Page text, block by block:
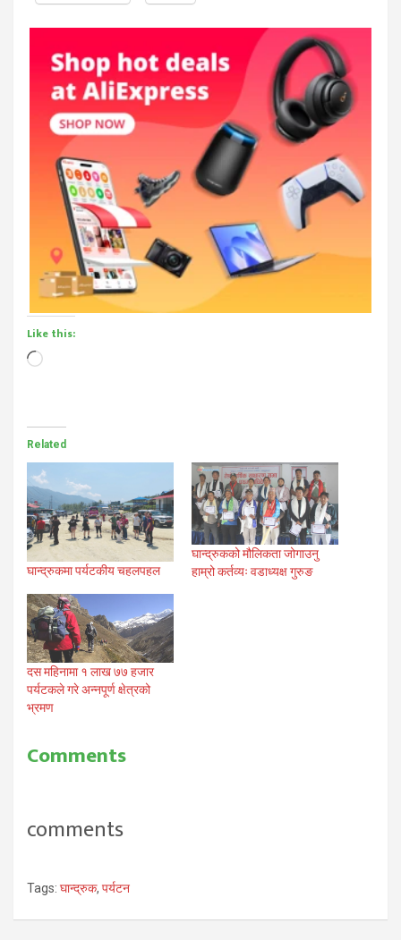
Like this:
Loading…
Related
घान्द्रुकमा पर्यटकीय चहलपहल
घान्द्रुकको मौलिकता जोगाउनु
हाम्रो कर्तव्यः वडाध्यक्ष गुरुङ
दस महिनामा १ लाख ७७ हजार
पर्यटकले गरे अन्नपूर्ण क्षेत्रको
भ्रमण
Comments
comments
Tags: घान्द्रुक, पर्यटन